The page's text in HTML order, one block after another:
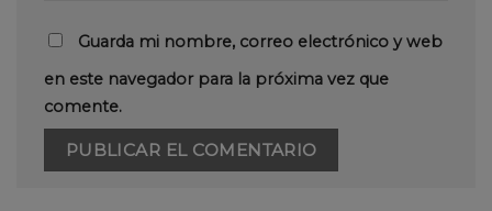
Guarda mi nombre, correo electrónico y web
en este navegador para la próxima vez que
comente.